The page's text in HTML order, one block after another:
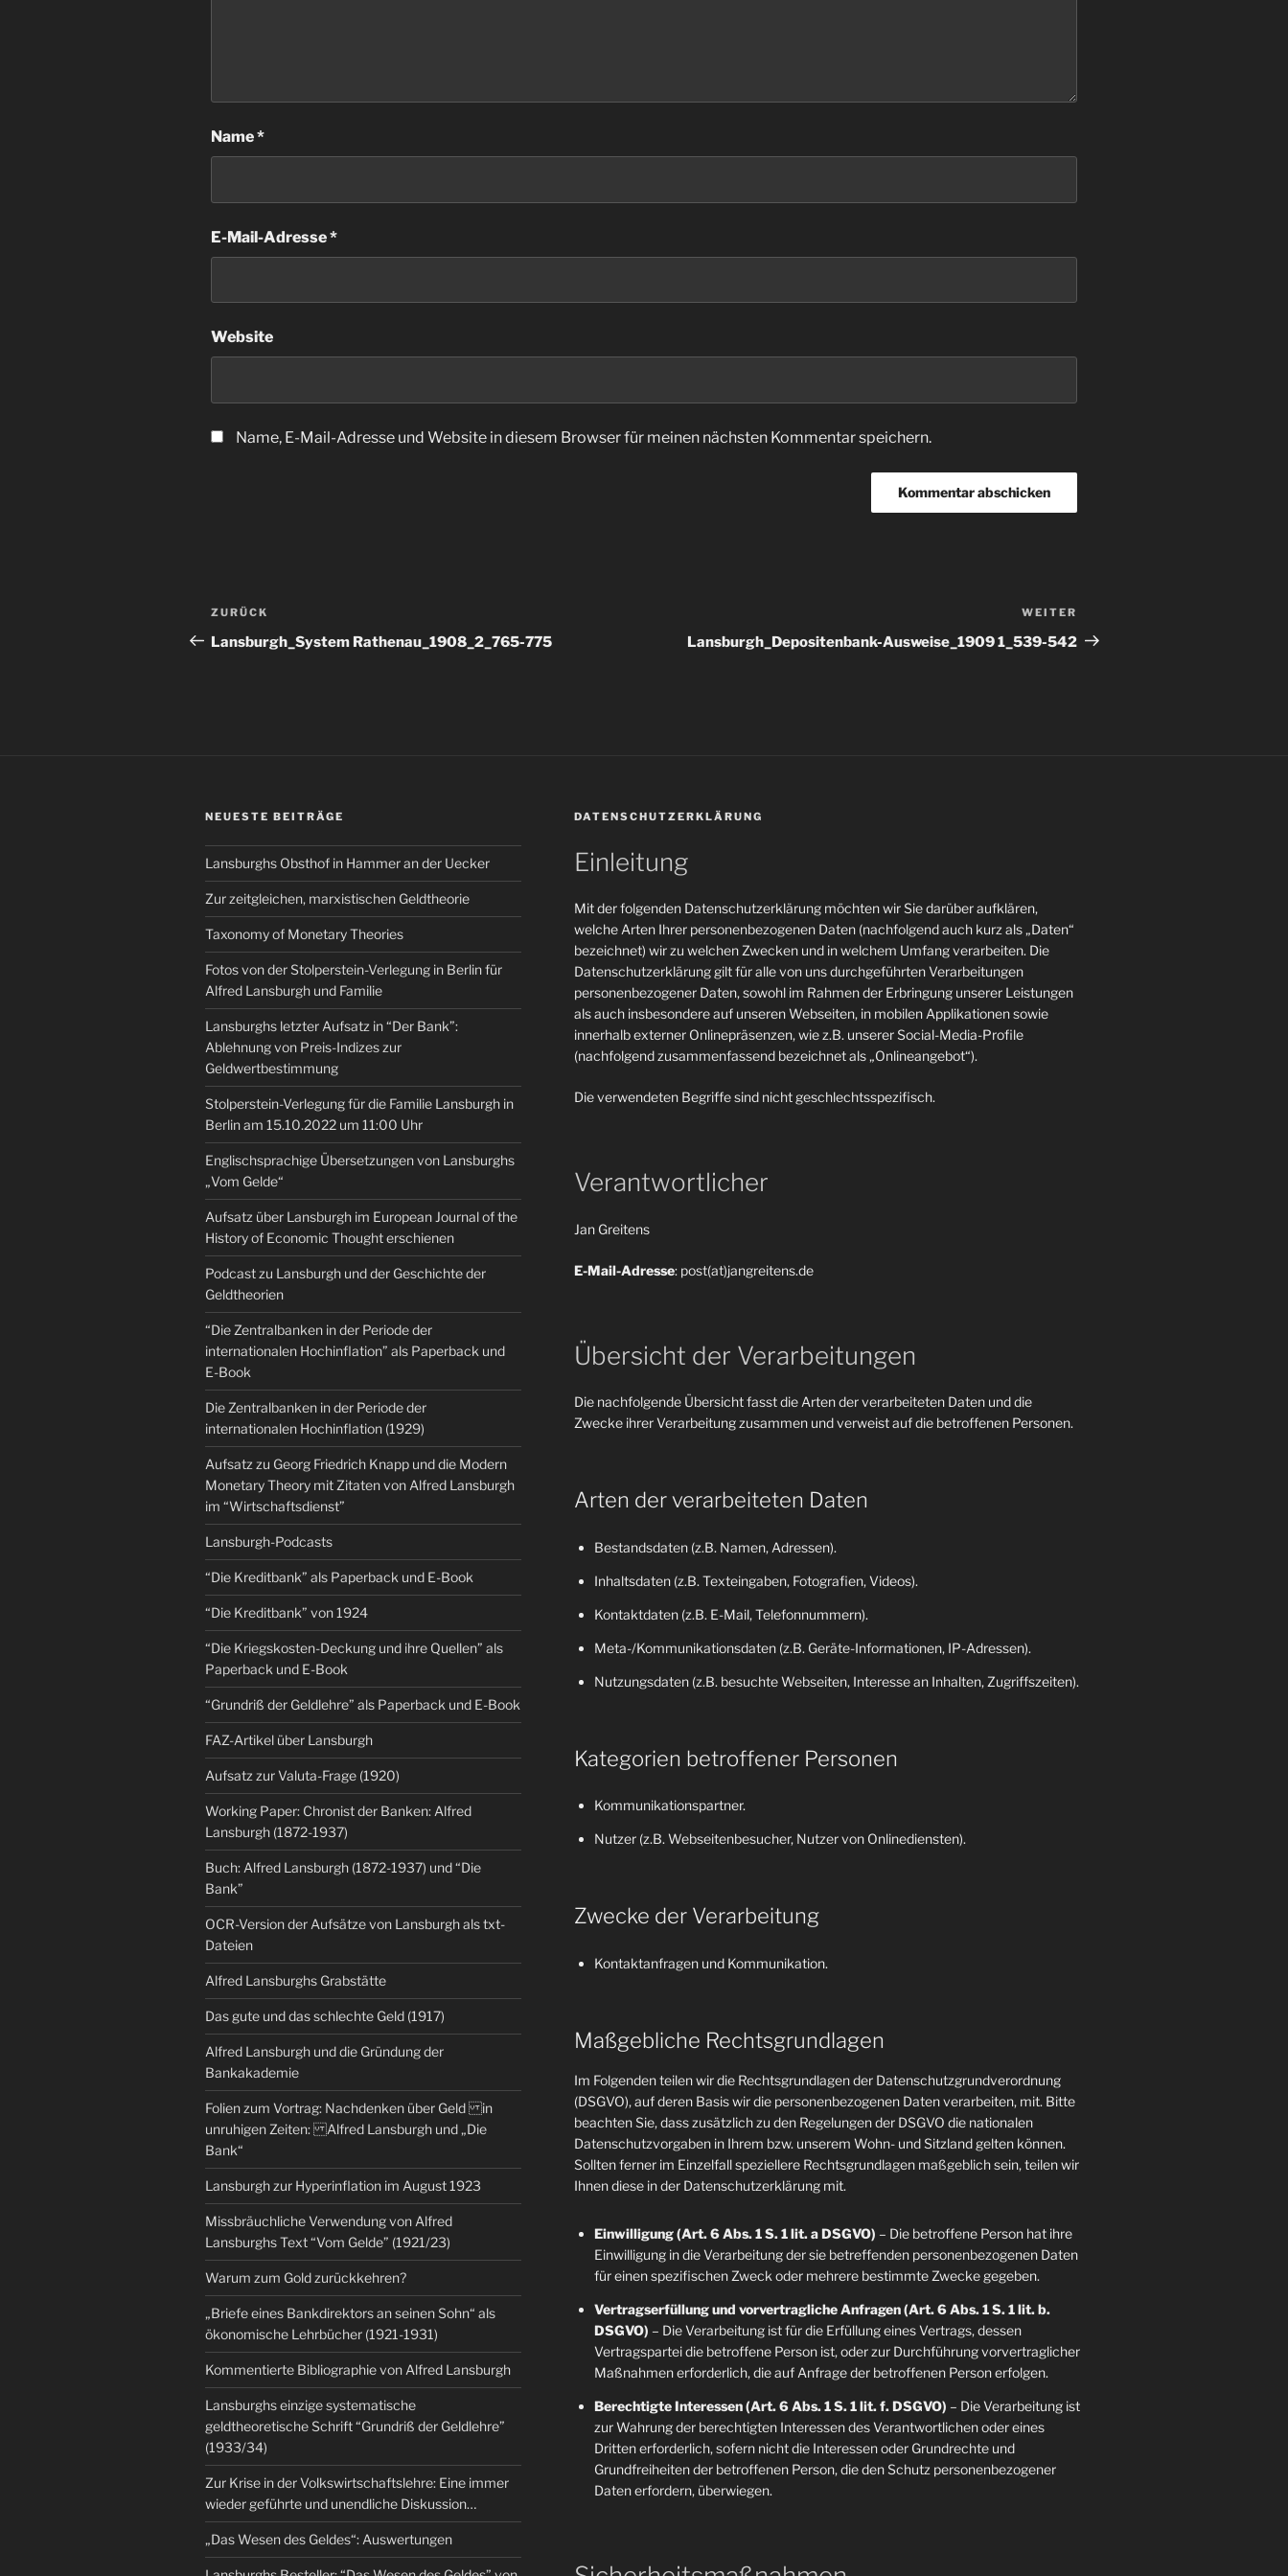
Name*
E-Mail-Adresse*
Website
Name, E-Mail-Adresse und Website in diesem Browser für meinen nächsten Kommentar speichern.
Beitragsnavigation
Vorheriger
Beitrag
ZURÜCK
Lansburgh_System Rathenau_1908_2_765-775
Beitrag
WEITER
Lansburgh_Depositenbank-Ausweise_1909 1_539-542
NEUESTE BEITRÄGE
Lansburghs Obsthof in Hammer an der Uecker
Zur zeitgleichen, marxistischen Geldtheorie
Taxonomy of Monetary Theories
Fotos von der Stolperstein-Verlegung in Berlin für
Alfred Lansburgh und Familie
Lansburghs letzter Aufsatz in “Der Bank”:
Ablehnung von Preis-Indizes zur
Geldwertbestimmung
Stolperstein-Verlegung für die Familie Lansburgh in
Berlin am 15.10.2022 um 11:00 Uhr
Englischsprachige Übersetzungen von Lansburghs
„Vom Gelde“
Aufsatz über Lansburgh im European Journal of the
History of Economic Thought erschienen
Podcast zu Lansburgh und der Geschichte der
Geldtheorien
“Die Zentralbanken in der Periode der
internationalen Hochinflation” als Paperback und
E-Book
Die Zentralbanken in der Periode der
internationalen Hochinflation (1929)
Aufsatz zu Georg Friedrich Knapp und die Modern
Monetary Theory mit Zitaten von Alfred Lansburgh
im “Wirtschaftsdienst”
Lansburgh-Podcasts
“Die Kreditbank” als Paperback und E-Book
“Die Kreditbank” von 1924
“Die Kriegskosten-Deckung und ihre Quellen” als
Paperback und E-Book
“Grundriß der Geldlehre” als Paperback und E-Book
FAZ-Artikel über Lansburgh
Aufsatz zur Valuta-Frage (1920)
Working Paper: Chronist der Banken: Alfred
Lansburgh (1872-1937)
Buch: Alfred Lansburgh (1872-1937) und “Die
Bank”
OCR-Version der Aufsätze von Lansburgh als txt-
Dateien
Alfred Lansburghs Grabstätte
Das gute und das schlechte Geld (1917)
Alfred Lansburgh und die Gründung der
Bankakademie
Folien zum Vortrag: Nachdenken über Geld in
unruhigen Zeiten: Alfred Lansburgh und „Die
Bank“
Lansburgh zur Hyperinflation im August 1923
Missbräuchliche Verwendung von Alfred
Lansburghs Text “Vom Gelde” (1921/23)
Warum zum Gold zurückkehren?
„Briefe eines Bankdirektors an seinen Sohn“ als
ökonomische Lehrbücher (1921-1931)
Kommentierte Bibliographie von Alfred Lansburgh
Lansburghs einzige systematische
geldtheoretische Schrift “Grundriß der Geldlehre”
(1933/34)
Zur Krise in der Volkswirtschaftslehre: Eine immer
wieder geführte und unendliche Diskussion…
„Das Wesen des Geldes“: Auswertungen
DATENSCHUTZERKLÄRUNG
Einleitung
Mit der folgenden Datenschutzerklärung möchten wir Sie darüber aufklären,
welche Arten Ihrer personenbezogenen Daten (nachfolgend auch kurz als „Daten“
bezeichnet) wir zu welchen Zwecken und in welchem Umfang verarbeiten. Die
Datenschutzerklärung gilt für alle von uns durchgeführten Verarbeitungen
personenbezogener Daten, sowohl im Rahmen der Erbringung unserer Leistungen
als auch insbesondere auf unseren Webseiten, in mobilen Applikationen sowie
innerhalb externer Onlinepräsenzen, wie z.B. unserer Social-Media-Profile
(nachfolgend zusammenfassend bezeichnet als „Onlineangebot“).
Die verwendeten Begriffe sind nicht geschlechtsspezifisch.
Verantwortlicher
Jan Greitens
E-Mail-Adresse: post(at)jangreitens.de
Übersicht der Verarbeitungen
Die nachfolgende Übersicht fasst die Arten der verarbeiteten Daten und die
Zwecke ihrer Verarbeitung zusammen und verweist auf die betroffenen Personen.
Arten der verarbeiteten Daten
Bestandsdaten (z.B. Namen, Adressen).
Inhaltsdaten (z.B. Texteingaben, Fotografien, Videos).
Kontaktdaten (z.B. E-Mail, Telefonnummern).
Meta-/Kommunikationsdaten (z.B. Geräte-Informationen, IP-Adressen).
Nutzungsdaten (z.B. besuchte Webseiten, Interesse an Inhalten, Zugriffszeiten).
Kategorien betroffener Personen
Kommunikationspartner.
Nutzer (z.B. Webseitenbesucher, Nutzer von Onlinediensten).
Zwecke der Verarbeitung
Kontaktanfragen und Kommunikation.
Maßgebliche Rechtsgrundlagen
Im Folgenden teilen wir die Rechtsgrundlagen der Datenschutzgrundverordnung
(DSGVO), auf deren Basis wir die personenbezogenen Daten verarbeiten, mit. Bitte
beachten Sie, dass zusätzlich zu den Regelungen der DSGVO die nationalen
Datenschutzvorgaben in Ihrem bzw. unserem Wohn- und Sitzland gelten können.
Sollten ferner im Einzelfall speziellere Rechtsgrundlagen maßgeblich sein, teilen wir
Ihnen diese in der Datenschutzerklärung mit.
Einwilligung (Art. 6 Abs. 1 S. 1 lit. a DSGVO) – Die betroffene Person hat ihre
Einwilligung in die Verarbeitung der sie betreffenden personenbezogenen Daten
für einen spezifischen Zweck oder mehrere bestimmte Zwecke gegeben.
Vertragserfüllung und vorvertragliche Anfragen (Art. 6 Abs. 1 S. 1 lit. b.
DSGVO) – Die Verarbeitung ist für die Erfüllung eines Vertrags, dessen
Vertragspartei die betroffene Person ist, oder zur Durchführung vorvertraglicher
Maßnahmen erforderlich, die auf Anfrage der betroffenen Person erfolgen.
Berechtigte Interessen (Art. 6 Abs. 1 S. 1 lit. f. DSGVO) – Die Verarbeitung ist
zur Wahrung der berechtigten Interessen des Verantwortlichen oder eines
Dritten erforderlich, sofern nicht die Interessen oder Grundrechte und
Grundfreiheiten der betroffenen Person, die den Schutz personenbezogener
Daten erfordern, überwiegen.